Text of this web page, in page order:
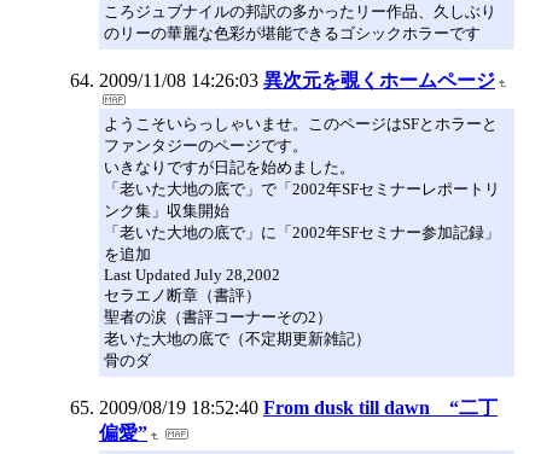
ころジュブナイルの邦訳の多かったリー作品、久しぶり
のリーの華麗な色彩が堪能できるゴシックホラーです
2009/11/08 14:26:03 異次元を覗くホームページ
ようこそいらっしゃいませ。このページはSFとホラーと
ファンタジーのページです。
いきなりですが日記を始めました。
「老いた大地の底で」で「2002年SFセミナーレポートリ
ンク集」収集開始
「老いた大地の底で」に「2002年SFセミナー参加記録」
を追加
Last Updated July 28,2002
セラエノ断章（書評）
聖者の涙（書評コーナーその2）
老いた大地の底で（不定期更新雑記）
骨のダ
2009/08/19 18:52:40 From dusk till dawn “二丁
偏愛”